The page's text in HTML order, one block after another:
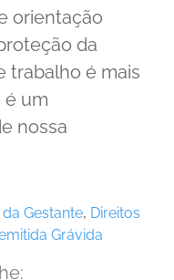
orientação
da
trabalho é mais
é um
nossa
da Gestante, Direitos
Grávida